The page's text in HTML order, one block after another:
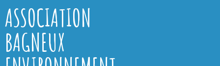
ASSOCIATION
BAGNEUX